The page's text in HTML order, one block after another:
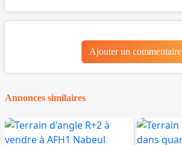
Ajouter un commentaire
Annonces similaires